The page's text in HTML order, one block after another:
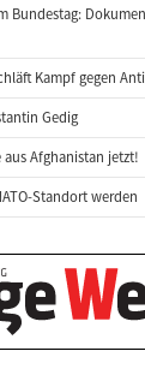
Bundestag:
Kampf gegen
Gedig
Afghanistan jetzt!
Standort werden